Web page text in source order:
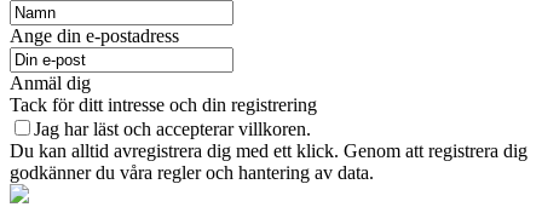
Ange din e-postadress
Anmäl dig
Tack för ditt intresse och din registrering
Jag har läst och accepterar villkoren.
Du kan alltid avregistrera dig med ett klick. Genom att registrera dig
godkänner du våra regler och hantering av data.